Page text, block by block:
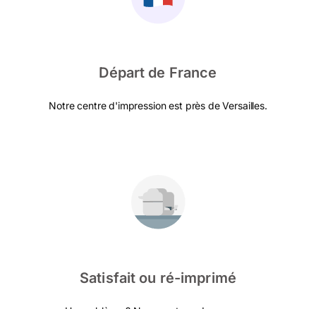
Départ de France
Notre centre d'impression est près de Versailles.
Satisfait ou ré-imprimé